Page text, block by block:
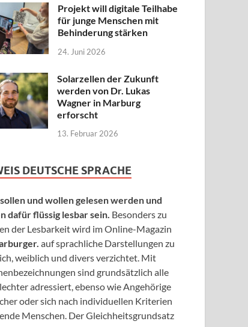
Projekt will digitale Teilhabe
für junge Menschen mit
Behinderung stärken
24. Juni 2026
Solarzellen der Zukunft
werden von Dr. Lukas
Wagner in Marburg
erforscht
13. Februar 2026
DEUTSCHE SPRACHE
und wollen gelesen werden und
dafür flüssig lesbar sein. Besonders zu
der Lesbarkeit wird im Online-Magazin
auf sprachliche Darstellungen zu
weiblich und divers verzichtet. Mit
sind grundsätzlich alle
adressiert, ebenso wie Angehörige
oder sich nach individuellen Kriterien
Menschen. Der Gleichheitsgrundsatz